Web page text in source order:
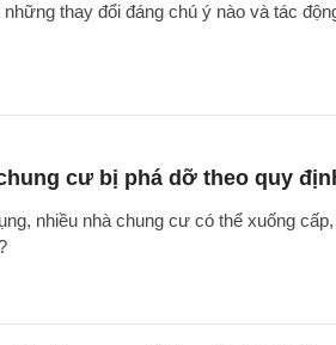
thay đổi đáng chú ý nào và tác
cư bị phá dỡ theo quy
nhiều nhà chung cư có thể xuống